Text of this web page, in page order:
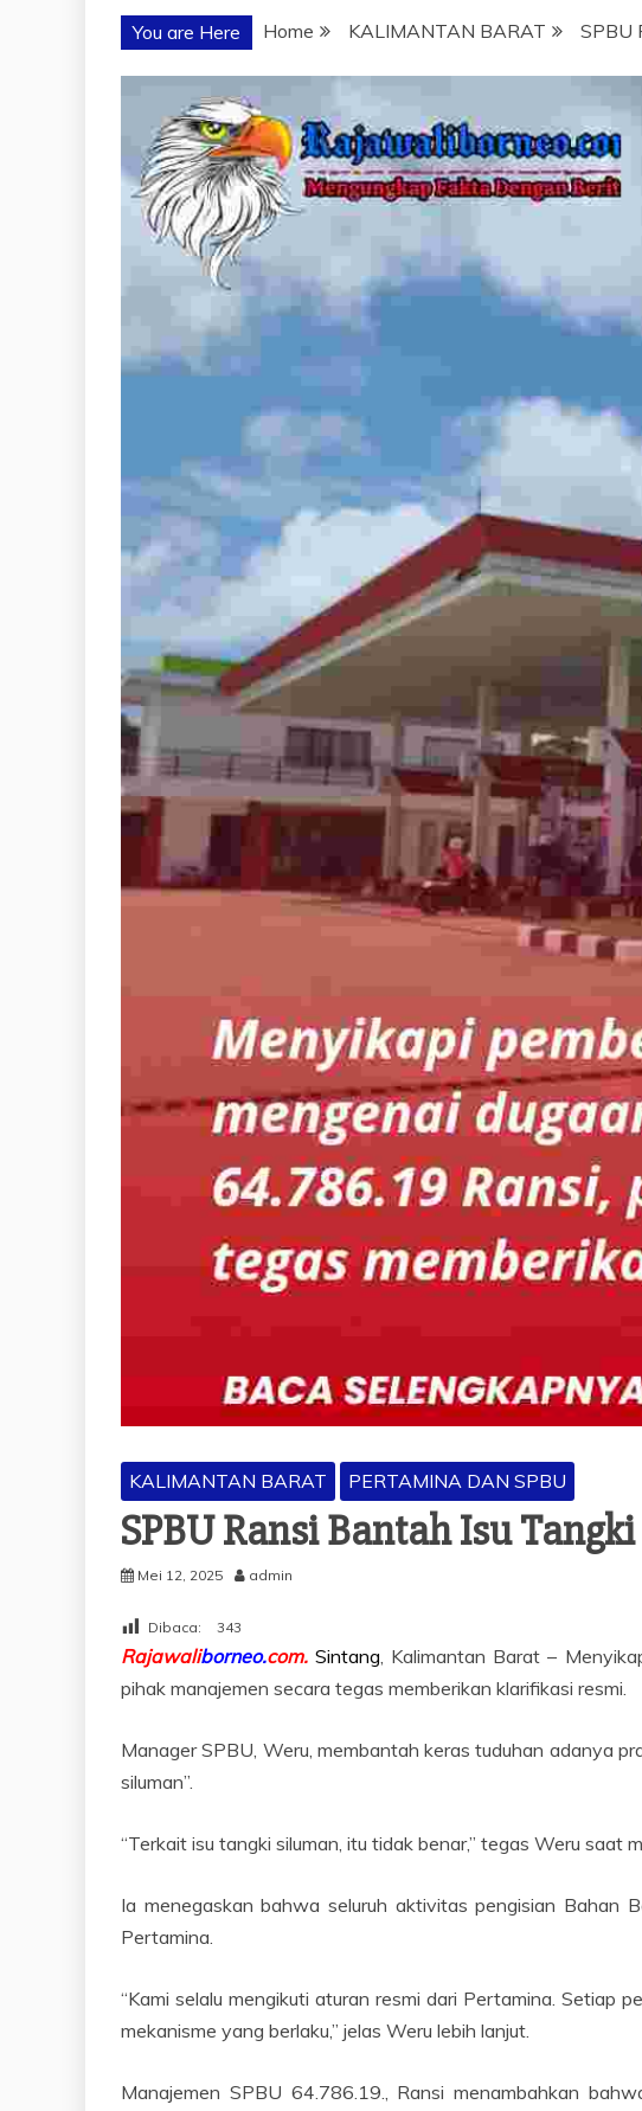
You are Here Home KALIMANTAN BARAT SPBU
KALIMANTAN BARAT PERTAMINA DAN SPBU
SPBU Ransi Bantah Isu
Mei 12, 2025 admin
Dibaca: 343
Rajawaliborneo.com.Sintang, Kalimantan Barat –
pihak manajemen secara tegas memberikan klarifikasi resmi.
Manager SPBU, Weru, membantah keras tuduhan adanya
siluman”.
“Terkait isu tangki siluman, itu tidak benar,” tegas Weru
Ia menegaskan bahwa seluruh aktivitas pengisian Bahan
Pertamina.
“Kami selalu mengikuti aturan resmi dari Pertamina. Setiap
mekanisme yang berlaku,” jelas Weru lebih lanjut.
Manajemen SPBU 64.786.19., Ransi menambahkan